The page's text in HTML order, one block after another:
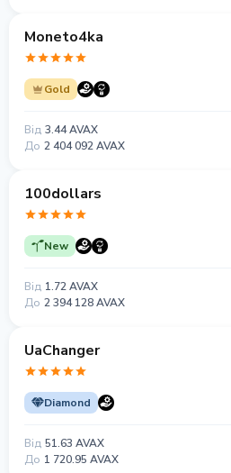
Moneto4ka
Gold
Від 3.44 AVAX
До 2 404 092 AVAX
100dollars
New
Від 1.72 AVAX
До 2 394 128 AVAX
UaChanger
Diamond
Від 51.63 AVAX
До 1 720.95 AVAX